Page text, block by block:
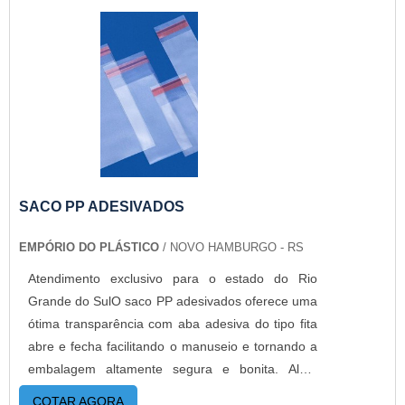
DE ALTA EFICIÊNCIA EM SACO AWBA Empório
do Plástico passou a contratar a produção com
fábricas ainda mais modernas e custos reduzidos.
Aumentando, assim, o mix de sacos a pronta
entrega e venda fracionada, até em pequenas
quantidades. Além disso, a empresa oferece os
melhores profissionais do ramo, para assim,
melhor atender todos os clientes. Para saber mais
informações, basta solicitar um orçamento..
SACO PP ADESIVADOS
EMPÓRIO DO PLÁSTICO / NOVO HAMBURGO - RS
Atendimento exclusivo para o estado do Rio
Grande do SulO saco PP adesivados oferece uma
ótima transparência com aba adesiva do tipo fita
abre e fecha facilitando o manuseio e tornando a
embalagem altamente segura e bonita. Além
disso, é ideal para colocar bijuterias, pequenos
COTAR AGORA